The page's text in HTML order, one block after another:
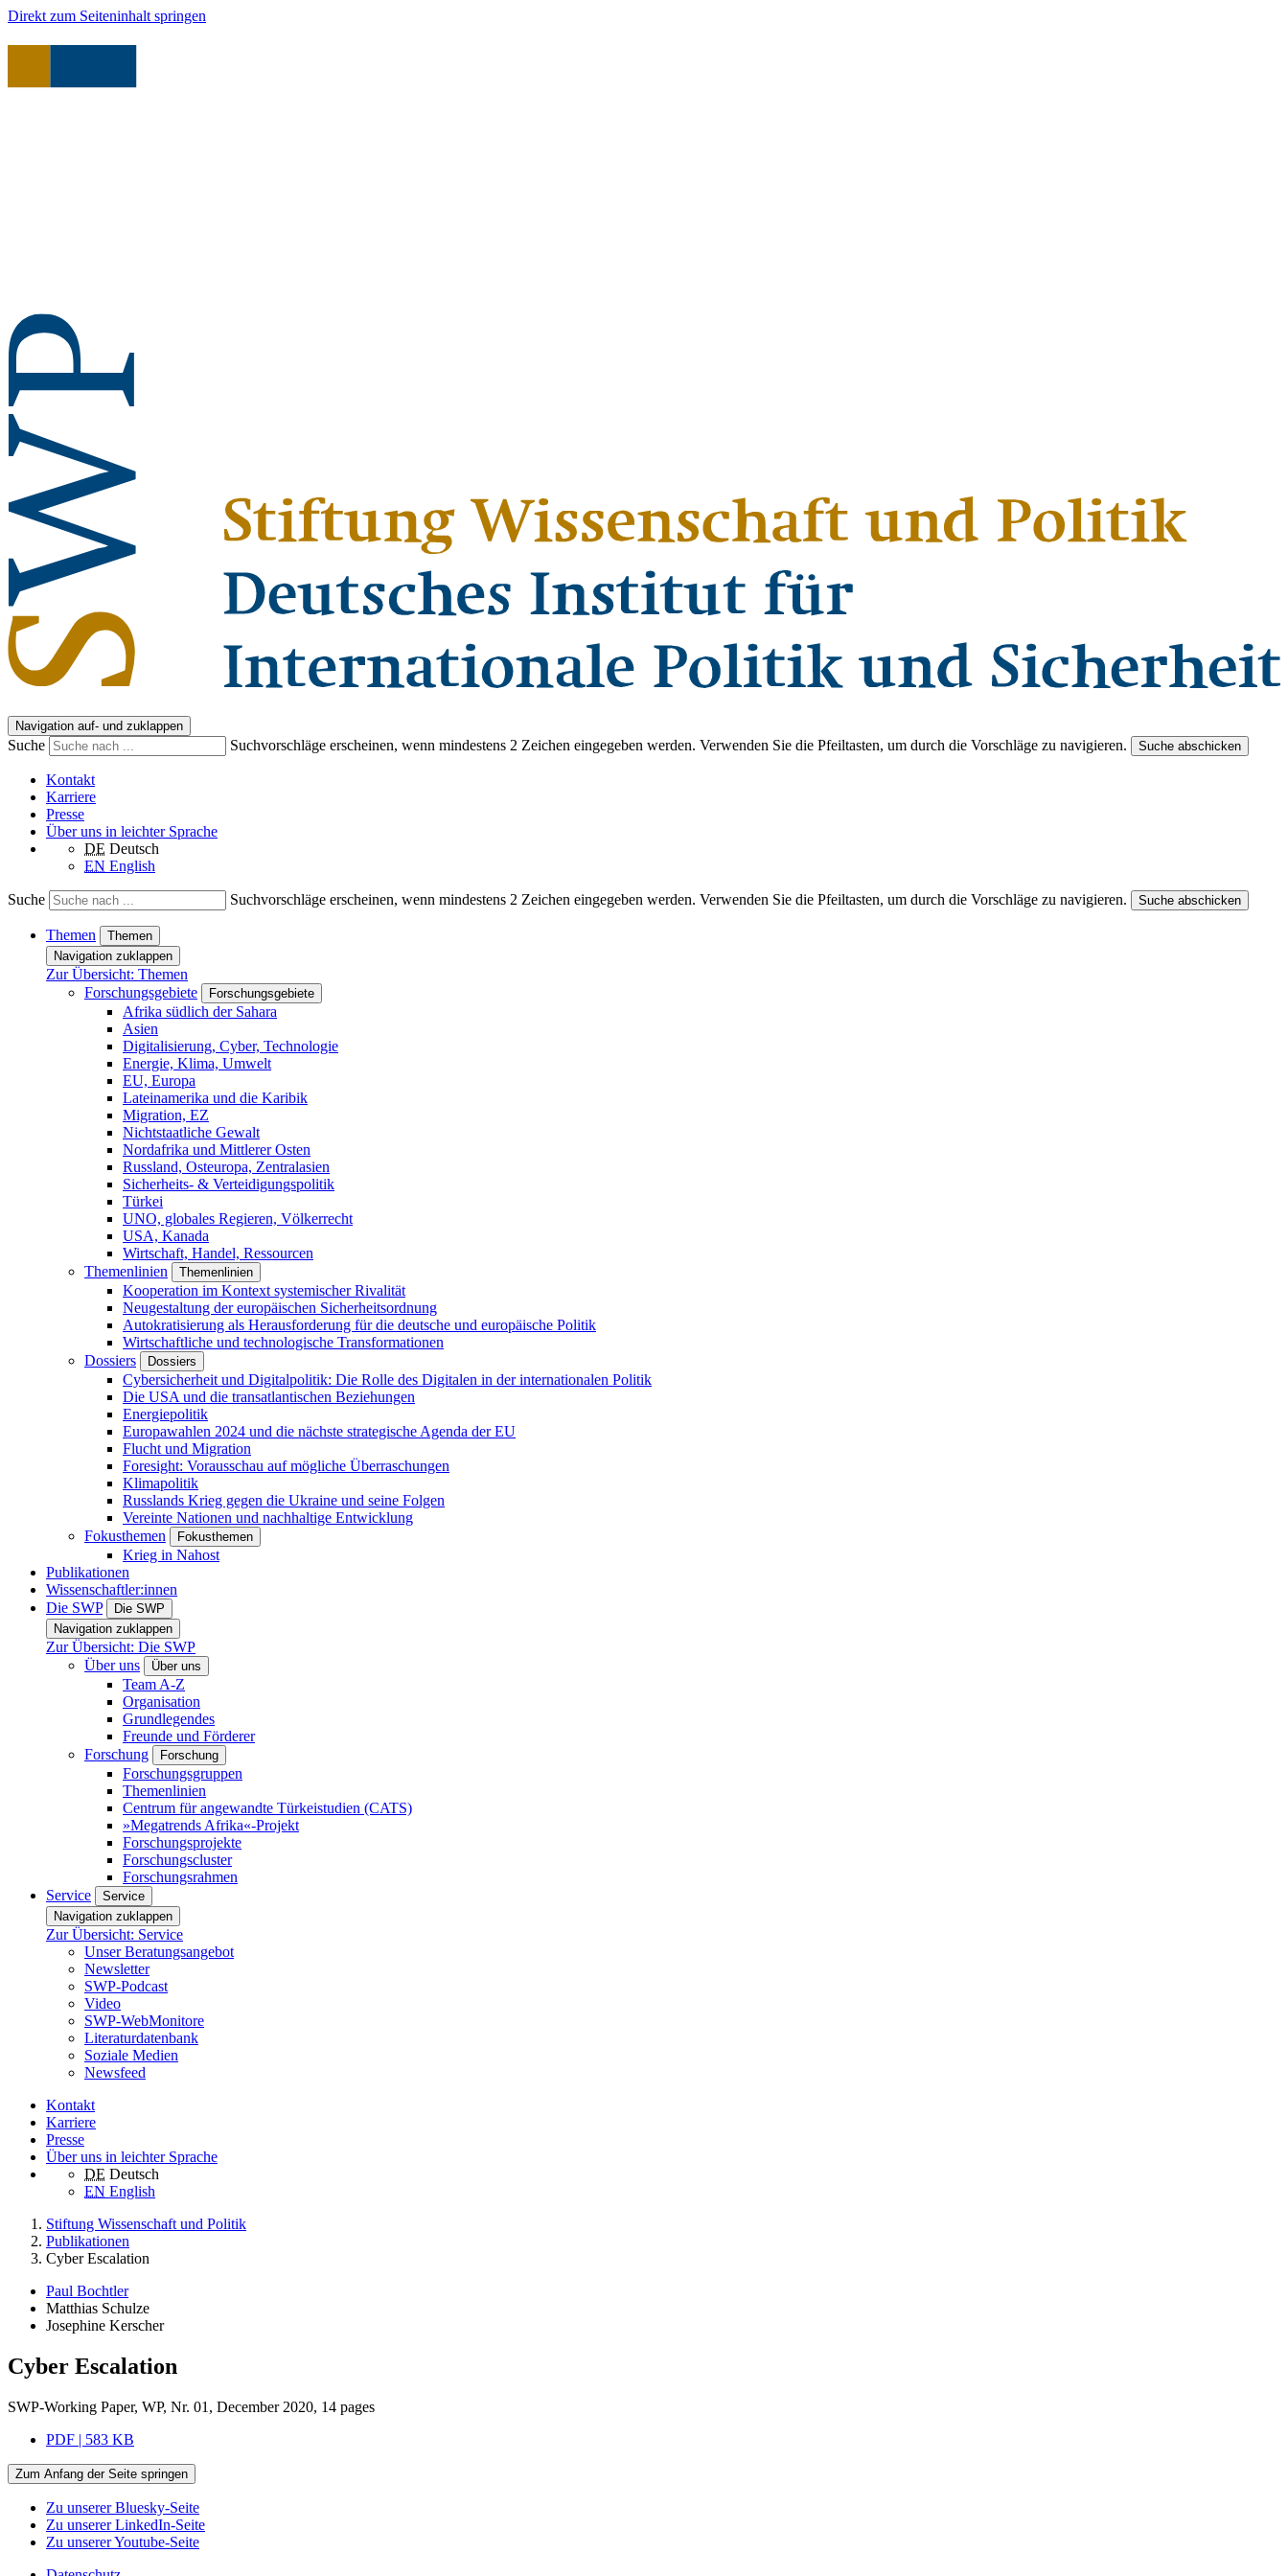
Direkt zum Seiteninhalt springen
Navigation auf- und zuklappen
Suche Suchvorschläge erscheinen, wenn mindestens 2 Zeichen eingegeben werden. Verwenden Sie die Pfeiltasten, um durch die Vorschläge zu navigieren. Suche abschicken
Kontakt
Karriere
Presse
Über uns in leichter Sprache
DE Deutsch
EN English
Suche Suchvorschläge erscheinen, wenn mindestens 2 Zeichen eingegeben werden. Verwenden Sie die Pfeiltasten, um durch die Vorschläge zu navigieren. Suche abschicken
Themen
Themen
Navigation zuklappen
Zur Übersicht: Themen
Forschungsgebiete
Forschungsgebiete
Afrika südlich der Sahara
Asien
Digitalisierung, Cyber, Technologie
Energie, Klima, Umwelt
EU, Europa
Lateinamerika und die Karibik
Migration, EZ
Nichtstaatliche Gewalt
Nordafrika und Mittlerer Osten
Russland, Osteuropa, Zentralasien
Sicherheits- & Verteidigungspolitik
Türkei
UNO, globales Regieren, Völkerrecht
USA, Kanada
Wirtschaft, Handel, Ressourcen
Themenlinien
Themenlinien
Kooperation im Kontext systemischer Rivalität
Neugestaltung der europäischen Sicherheitsordnung
Autokratisierung als Herausforderung für die deutsche und europäische Politik
Wirtschaftliche und technologische Transformationen
Dossiers
Dossiers
Cybersicherheit und Digitalpolitik: Die Rolle des Digitalen in der internationalen Politik
Die USA und die transatlantischen Beziehungen
Energiepolitik
Europawahlen 2024 und die nächste strategische Agenda der EU
Flucht und Migration
Foresight: Vorausschau auf mögliche Überraschungen
Klimapolitik
Russlands Krieg gegen die Ukraine und seine Folgen
Vereinte Nationen und nachhaltige Entwicklung
Fokusthemen
Fokusthemen
Krieg in Nahost
Publikationen
Wissenschaftler:innen
Die SWP
Die SWP
Navigation zuklappen
Zur Übersicht: Die SWP
Über uns
Über uns
Team A-Z
Organisation
Grundlegendes
Freunde und Förderer
Forschung
Forschung
Forschungsgruppen
Themenlinien
Centrum für angewandte Türkeistudien (CATS)
»Megatrends Afrika«-Projekt
Forschungsprojekte
Forschungscluster
Forschungsrahmen
Service
Service
Navigation zuklappen
Zur Übersicht: Service
Unser Beratungsangebot
Newsletter
SWP-Podcast
Video
SWP-WebMonitore
Literaturdatenbank
Soziale Medien
Newsfeed
Kontakt
Karriere
Presse
Über uns in leichter Sprache
DE Deutsch
EN English
Stiftung Wissenschaft und Politik
Publikationen
Cyber Escalation
Paul Bochtler
Matthias Schulze
Josephine Kerscher
Cyber Escalation
SWP-Working Paper, WP, Nr. 01, December 2020, 14 pages
PDF | 583 KB
Zum Anfang der Seite springen
Zu unserer Bluesky-Seite
Zu unserer LinkedIn-Seite
Zu unserer Youtube-Seite